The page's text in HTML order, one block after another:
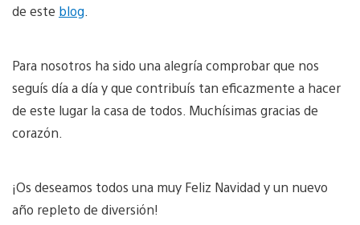
de este blog
Para nosotros ha sido una alegría comprobar que nos
seguís día a día y que contribuís tan eficazmente a hacer
de este lugar la casa de todos. Muchísimas gracias de
corazón.
¡Os deseamos todos una muy Feliz Navidad y un nuevo
año repleto de diversión!